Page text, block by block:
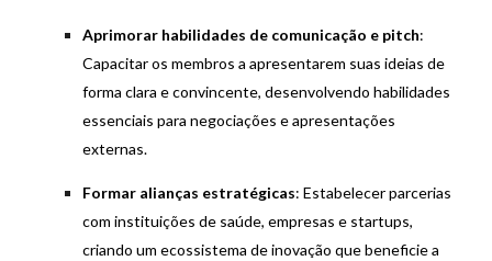
Aprimorar habilidades de comunicação e pitch:
Capacitar os membros a apresentarem suas ideias de
forma clara e convincente, desenvolvendo habilidades
essenciais para negociações e apresentações
externas.
Formar alianças estratégicas: Estabelecer parcerias
com instituições de saúde, empresas e startups,
criando um ecossistema de inovação que beneficie a